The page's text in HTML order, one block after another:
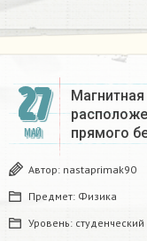
27
МАЙ
прямого
Автор: nastaprimak90
Предмет: Физика
Уровень: студенческий